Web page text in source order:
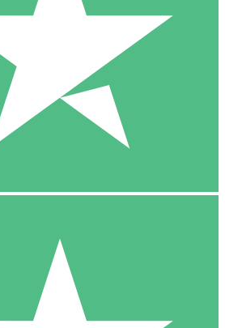
com créditos de download. Sem
1000
10 Downloads
20 00